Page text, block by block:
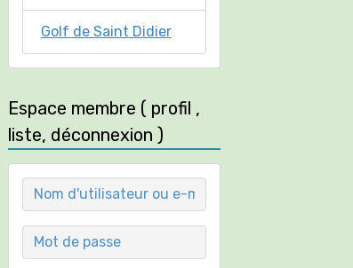
Golf de Saint Didier
Espace membre ( profil ,
liste, déconnexion )